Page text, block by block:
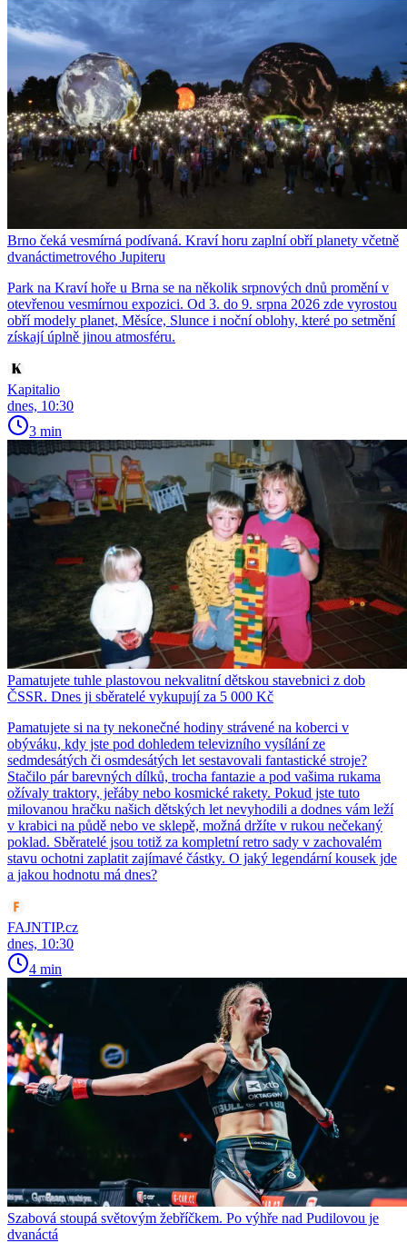
Brno čeká vesmírná podívaná. Kraví horu zaplní obří planety včetně
dvanáctimetrového Jupiteru
Park na Kraví hoře u Brna se na několik srpnových dnů promění v
otevřenou vesmírnou expozici. Od 3. do 9. srpna 2026 zde vyrostou
obří modely planet, Měsíce, Slunce i noční oblohy, které po setmění
získají úplně jinou atmosféru.
Kapitalio
dnes, 10:30
3 min
Pamatujete tuhle plastovou nekvalitní dětskou stavebnici z dob
ČSSR. Dnes ji sběratelé vykupují za 5 000 Kč
Pamatujete si na ty nekonečné hodiny strávené na koberci v
obýváku, kdy jste pod dohledem televizního vysílání ze
sedmdesátých či osmdesátých let sestavovali fantastické stroje?
Stačilo pár barevných dílků, trocha fantazie a pod vašima rukama
ožívaly traktory, jeřáby nebo kosmické rakety. Pokud jste tuto
milovanou hračku našich dětských let nevyhodili a dodnes vám leží
v krabici na půdě nebo ve sklepě, možná držíte v rukou nečekaný
poklad. Sběratelé jsou totiž za kompletní retro sady v zachovalém
stavu ochotni zaplatit zajímavé částky. O jaký legendární kousek jde
a jakou hodnotu má dnes?
FAJNTIP.cz
dnes, 10:30
4 min
Szabová stoupá světovým žebříčkem. Po výhře nad Pudilovou je
dvanáctá